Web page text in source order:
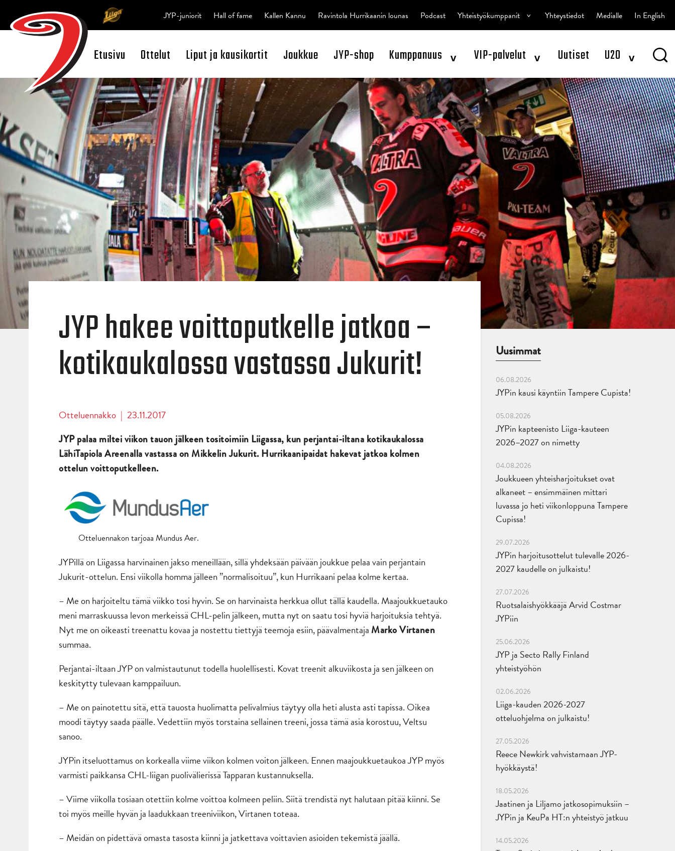
Open Search
Etusivu Ottelut Liput ja kausikortit Joukkue JYP-shop Kumppanuus ^ VIP-palvelut ^ Uutiset U20 ^
JYP-juniorit Hall of fame Kallen Kannu Ravintola Hurrikaanin lounas Podcast Yhteistyökumppanit ^ Yhteystiedot Medialle In English
JYP hakee voittoputkelle jatkoa –
kotikaukalossa vastassa Jukurit!
Otteluennakko | 23.11.2017
JYP palaa miltei viikon tauon jälkeen tositoimiin Liigassa, kun perjantai-iltana kotikaukalossa
LähiTapiola Areenalla vastassa on Mikkelin Jukurit. Hurrikaanipaidat hakevat jatkoa kolmen
ottelun voittoputkelleen.
Otteluennakon tarjoaa Mundus Aer.
JYPillä on Liigassa harvinainen jakso meneillään, sillä yhdeksään päivään joukkue pelaa vain perjantain
Jukurit-ottelun. Ensi viikolla homma jälleen ”normalisoituu”, kun Hurrikaani pelaa kolme kertaa.
– Me on harjoiteltu tämä viikko tosi hyvin. Se on harvinaista herkkua ollut tällä kaudella. Maajoukkuetauko
meni marraskuussa levon merkeissä CHL-pelin jälkeen, mutta nyt on saatu tosi hyviä harjoituksia tehtyä.
Nyt me on oikeasti treenattu kovaa ja nostettu tiettyjä teemoja esiin, päävalmentaja Marko Virtanen
summaa.
Perjantai-iltaan JYP on valmistautunut todella huolellisesti. Kovat treenit alkuviikosta ja sen jälkeen on
keskitytty tulevaan kamppailuun.
– Me on painotettu sitä, että tauosta huolimatta pelivalmius täytyy olla heti alusta asti tapissa. Oikea
moodi täytyy saada päälle. Vedettiin myös torstaina sellainen treeni, jossa tämä asia korostuu, Veltsu
sanoo.
JYPin itseluottamus on korkealla viime viikon kolmen voiton jälkeen. Ennen maajoukkuetaukoa JYP myös
varmisti paikkansa CHL-liigan puolivälierissä Tapparan kustannuksella.
– Viime viikolla tosiaan otettiin kolme voittoa kolmeen peliin. Siitä trendistä nyt halutaan pitää kiinni. Se
toi myös meille hyvän ja laadukkaan treeniviikon, Virtanen toteaa.
– Meidän on pidettävä omasta tasosta kiinni ja jatkettava voittavien asioiden tekemistä jäällä.
Uusimmat
06.08.2026
JYPin kausi käyntiin Tampere Cupista!
05.08.2026
JYPin kapteenisto Liiga-kauteen
2026–2027 on nimetty
04.08.2026
Joukkueen yhteisharjoitukset ovat
alkaneet – ensimmäinen mittari
luvassa jo heti viikonloppuna Tampere
Cupissa!
29.07.2026
JYPin harjoitusottelut tulevalle 2026-
2027 kaudelle on julkaistu!
27.07.2026
Ruotsalaishyökkääjä Arvid Costmar
JYPiin
25.06.2026
JYP ja Secto Rally Finland
yhteistyöhön
02.06.2026
Liiga-kauden 2026-2027
otteluohjelma on julkaistu!
27.05.2026
Reece Newkirk vahvistamaan JYP-
hyökkäystä!
18.05.2026
Jaatinen ja Liljamo jatkosopimuksiin –
JYPin ja KeuPa HT:n yhteistyö jatkuu
14.05.2026